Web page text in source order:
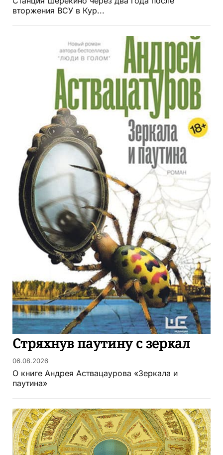
вторжения ВСУ в Кур...
Стряхнув паутину с зеркал
06.08.2026
О книге Андрея Аствацаурова «Зеркала и
паутина»